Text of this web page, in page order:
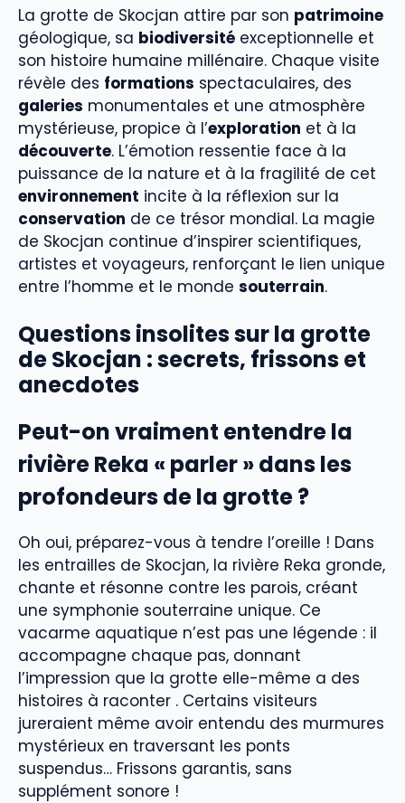
La grotte de Skocjan attire par son patrimoine
géologique, sa biodiversité exceptionnelle et
son histoire humaine millénaire. Chaque visite
révèle des formations spectaculaires, des
galeries monumentales et une atmosphère
mystérieuse, propice à l’exploration et à la
découverte. L’émotion ressentie face à la
puissance de la nature et à la fragilité de cet
environnement incite à la réflexion sur la
conservation de ce trésor mondial. La magie
de Skocjan continue d’inspirer scientifiques,
artistes et voyageurs, renforçant le lien unique
entre l’homme et le monde souterrain.
Questions insolites sur la grotte
de Skocjan : secrets, frissons et
anecdotes
Peut-on vraiment entendre la
rivière Reka « parler » dans les
profondeurs de la grotte ?
Oh oui, préparez-vous à tendre l’oreille ! Dans
les entrailles de Skocjan, la rivière Reka gronde,
chante et résonne contre les parois, créant
une symphonie souterraine unique. Ce
vacarme aquatique n’est pas une légende : il
accompagne chaque pas, donnant
l’impression que la grotte elle-même a des
histoires à raconter . Certains visiteurs
jureraient même avoir entendu des murmures
mystérieux en traversant les ponts
suspendus… Frissons garantis, sans
supplément sonore !